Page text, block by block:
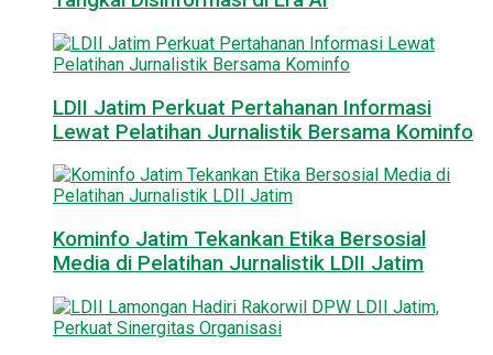
LDII Jatim Perkuat Pertahanan Informasi
Lewat Pelatihan Jurnalistik Bersama Kominfo
Kominfo Jatim Tekankan Etika Bersosial
Media di Pelatihan Jurnalistik LDII Jatim